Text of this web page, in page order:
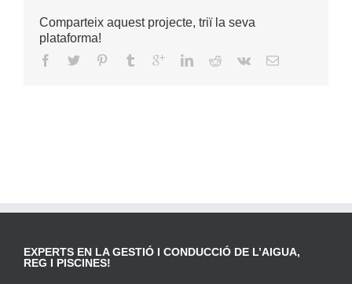
Comparteix aquest projecte, triï la seva
plataforma!
EXPERTS EN LA GESTIÓ I CONDUCCIÓ DE L’AIGUA,
REG I PISCINES!